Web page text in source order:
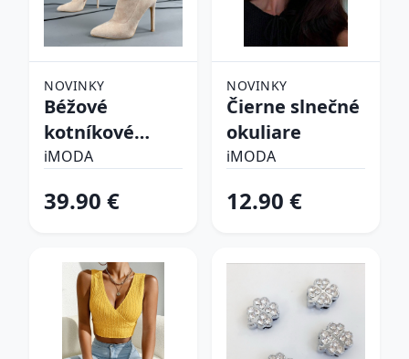
NOVINKY
Béžové
kotníkové
čižmy
iMODA
39.90 €
NOVINKY
Čierne slnečné
okuliare
iMODA
12.90 €